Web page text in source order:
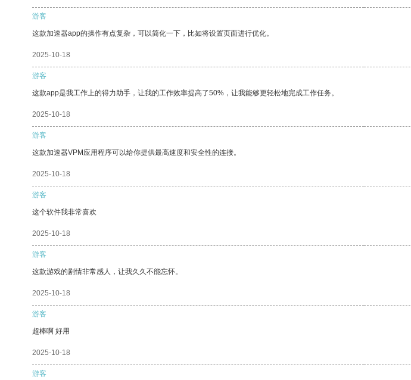
游客
这款加速器app的操作有点复杂，可以简化一下，比如将设置页面进行优化。
2025-10-18
游客
这款app是我工作上的得力助手，让我的工作效率提高了50%，让我能够更轻松地完成工作任务。
2025-10-18
游客
这款加速器VPM应用程序可以给你提供最高速度和安全性的连接。
2025-10-18
游客
这个软件我非常喜欢
2025-10-18
游客
这款游戏的剧情非常感人，让我久久不能忘怀。
2025-10-18
游客
超棒啊 好用
2025-10-18
游客